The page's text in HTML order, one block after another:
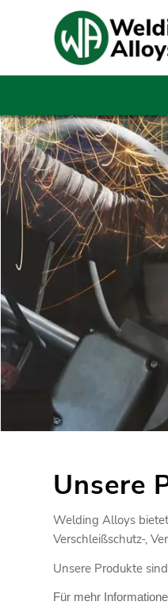
Unsere
Welding Alloys
Verschleißschutz-,
Unsere Produkte
Für mehr